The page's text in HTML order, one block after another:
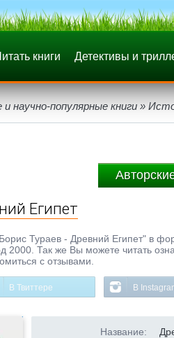
книги Детективы и
научно-популярные книги »
Египет
Тураев - Древний Египет" в
2000. Так же Вы можете читать
с отзывами.
В Твиттере В
Название: